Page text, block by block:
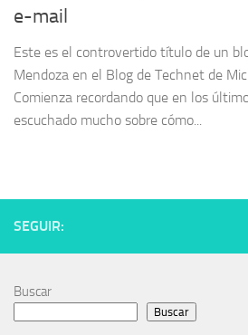
e-mail
Este es el controvertido título de un
Mendoza en el Blog de Technet de
Comienza recordando que en los
escuchado mucho sobre cómo...
SEGUIR:
Buscar
Buscar